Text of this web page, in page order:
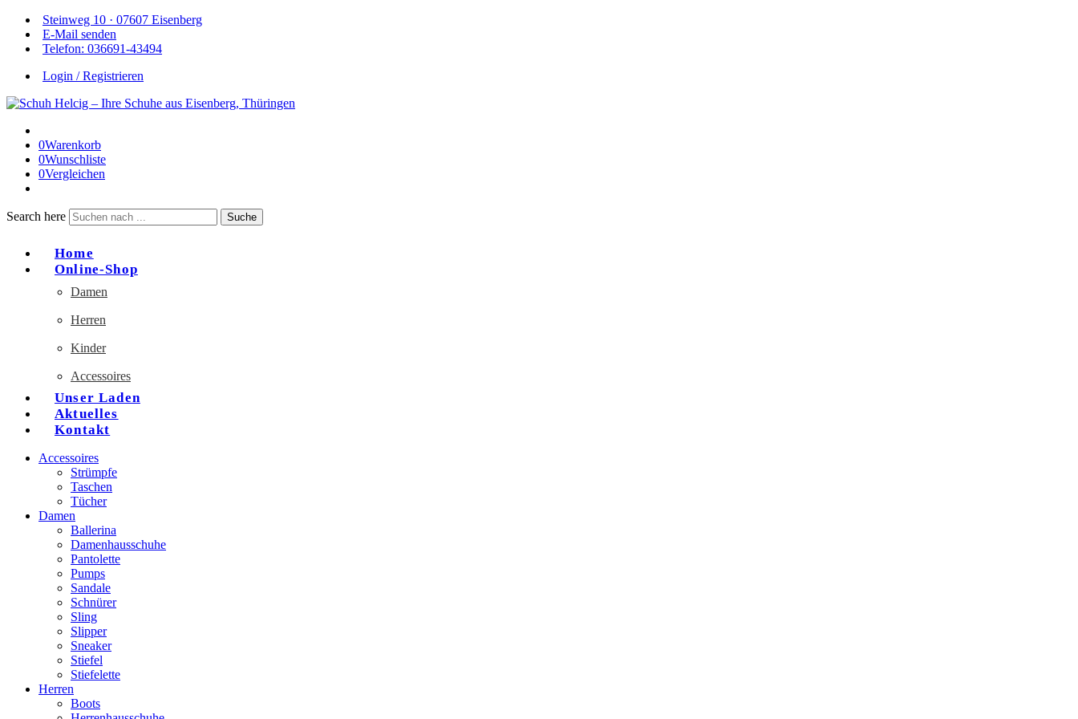
Steinweg 10 · 07607 Eisenberg
E-Mail senden
Telefon: 036691-43494
Login / Registrieren
0Warenkorb
0Wunschliste
0Vergleichen
Search here Suche
Home
Online-Shop
Damen
Herren
Kinder
Accessoires
Unser Laden
Aktuelles
Kontakt
Accessoires
Strümpfe
Taschen
Tücher
Damen
Ballerina
Damenhausschuhe
Pantolette
Pumps
Sandale
Schnürer
Sling
Slipper
Sneaker
Stiefel
Stiefelette
Herren
Boots